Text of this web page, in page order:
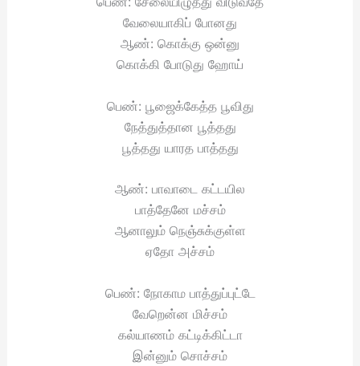
வேலையாகிப் போனது
ஆண்: கொக்கு ஒன்னு
கொக்கி போடுது ஹோய்
பெண்: பூஜைக்கேத்த பூவிது
நேத்துத்தான பூத்தது
பூத்தது யாரத பாத்தது
ஆண்: பாவாடை கட்டயில
பாத்தேனே மச்சம்
ஆனாலும் நெஞ்சுக்குள்ள
ஏதோ அச்சம்
பெண்: நோகாம பாத்துப்புட்டே
வேறென்ன மிச்சம்
கல்யாணம் கட்டிக்கிட்டா
இன்னும் சொச்சம்